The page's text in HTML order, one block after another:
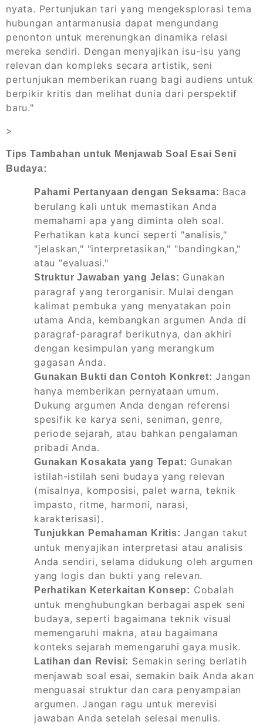
nyata. Pertunjukan tari yang mengeksplorasi tema
hubungan antarmanusia dapat mengundang
penonton untuk merenungkan dinamika relasi
mereka sendiri. Dengan menyajikan isu-isu yang
relevan dan kompleks secara artistik, seni
pertunjukan memberikan ruang bagi audiens untuk
berpikir kritis dan melihat dunia dari perspektif
baru."
>
Tips Tambahan untuk Menjawab Soal Esai Seni
Budaya:
Pahami Pertanyaan dengan Seksama: Baca
berulang kali untuk memastikan Anda
memahami apa yang diminta oleh soal.
Perhatikan kata kunci seperti "analisis,"
"jelaskan," "interpretasikan," "bandingkan,"
atau "evaluasi."
Struktur Jawaban yang Jelas: Gunakan
paragraf yang terorganisir. Mulai dengan
kalimat pembuka yang menyatakan poin
utama Anda, kembangkan argumen Anda di
paragraf-paragraf berikutnya, dan akhiri
dengan kesimpulan yang merangkum
gagasan Anda.
Gunakan Bukti dan Contoh Konkret: Jangan
hanya memberikan pernyataan umum.
Dukung argumen Anda dengan referensi
spesifik ke karya seni, seniman, genre,
periode sejarah, atau bahkan pengalaman
pribadi Anda.
Gunakan Kosakata yang Tepat: Gunakan
istilah-istilah seni budaya yang relevan
(misalnya, komposisi, palet warna, teknik
impasto, ritme, harmoni, narasi,
karakterisasi).
Tunjukkan Pemahaman Kritis: Jangan takut
untuk menyajikan interpretasi atau analisis
Anda sendiri, selama didukung oleh argumen
yang logis dan bukti yang relevan.
Perhatikan Keterkaitan Konsep: Cobalah
untuk menghubungkan berbagai aspek seni
budaya, seperti bagaimana teknik visual
memengaruhi makna, atau bagaimana
konteks sejarah memengaruhi gaya musik.
Latihan dan Revisi: Semakin sering berlatih
menjawab soal esai, semakin baik Anda akan
menguasai struktur dan cara penyampaian
argumen. Jangan ragu untuk merevisi
jawaban Anda setelah selesai menulis.